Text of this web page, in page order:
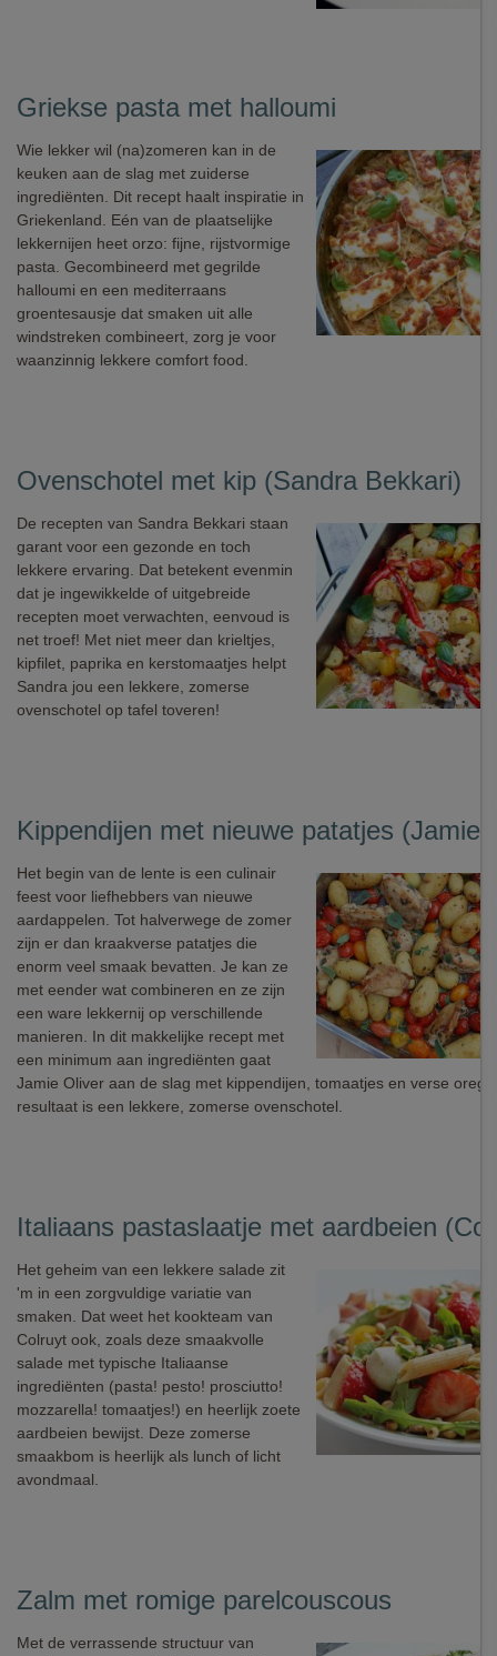
Griekse pasta met halloumi
Wie lekker wil (na)zomeren kan in de
keuken aan de slag met zuiderse
ingrediënten. Dit recept haalt inspiratie in
Griekenland. Eén van de plaatselijke
lekkernijen heet orzo: fijne, rijstvormige
pasta. Gecombineerd met gegrilde
halloumi en een mediterraans
groentesausje dat smaken uit alle
windstreken combineert, zorg je voor
waanzinnig lekkere comfort food.
Ovenschotel met kip (Sandra Bekkari)
De recepten van Sandra Bekkari staan
garant voor een gezonde en toch
lekkere ervaring. Dat betekent evenmin
dat je ingewikkelde of uitgebreide
recepten moet verwachten, eenvoud is
net troef! Met niet meer dan krieltjes,
kipfilet, paprika en kerstomaatjes helpt
Sandra jou een lekkere, zomerse
ovenschotel op tafel toveren!
Kippendijen met nieuwe patatjes (Jamie
Het begin van de lente is een culinair
feest voor liefhebbers van nieuwe
aardappelen. Tot halverwege de zomer
zijn er dan kraakverse patatjes die
enorm veel smaak bevatten. Je kan ze
met eender wat combineren en ze zijn
een ware lekkernij op verschillende
manieren. In dit makkelijke recept met
een minimum aan ingrediënten gaat
Jamie Oliver aan de slag met kippendijen, tomaatjes en verse
resultaat is een lekkere, zomerse ovenschotel.
Italiaans pastaslaatje met aardbeien
Het geheim van een lekkere salade zit
'm in een zorgvuldige variatie van
smaken. Dat weet het kookteam van
Colruyt ook, zoals deze smaakvolle
salade met typische Italiaanse
ingrediënten (pasta! pesto! prosciutto!
mozzarella! tomaatjes!) en heerlijk zoete
aardbeien bewijst. Deze zomerse
smaakbom is heerlijk als lunch of licht
avondmaal.
Zalm met romige parelcouscous
Met de verrassende structuur van